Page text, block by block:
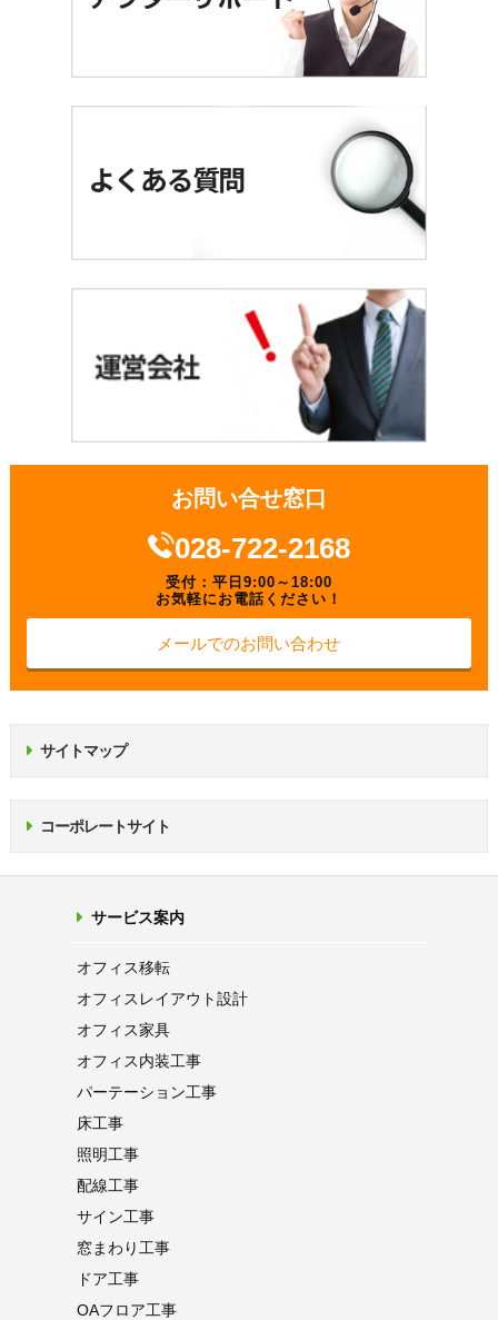
お問い合せ窓口
028-722-2168
受付：平日9:00～18:00
お気軽にお電話ください！
メールでのお問い合わせ
サイトマップ
コーポレートサイト
サービス案内
オフィス移転
オフィス レイアウト設計
オフィス家具
オフィス内装工事
パーテーション工事
床工事
照明工事
配線工事
サイン工事
窓まわり工事
ドア工事
OAフロア工事